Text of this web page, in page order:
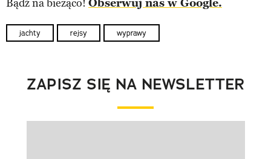
Bądź na bieżąco! Obserwuj nas w Google.
jachty rejsy wyprawy
ZAPISZ SIĘ NA NEWSLETTER